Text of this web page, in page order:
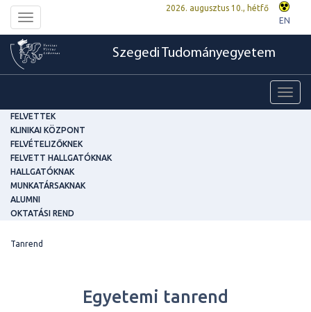
Toggle
navigation
2026. augusztus 10., hétfő
EN
Szegedi Tudományegyetem
FELVETTEK
KLINIKAI KÖZPONT
FELVÉTELIZŐKNEK
FELVETT HALLGATÓKNAK
HALLGATÓKNAK
MUNKATÁRSAKNAK
ALUMNI
OKTATÁSI REND
Tanrend
Egyetemi tanrend